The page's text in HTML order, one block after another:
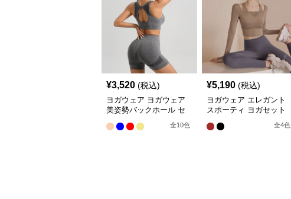
¥3,520 (税込)
ヨガウェア ヨガウェア
美姿勢バックホール セ
全10色
¥5,190 (税込)
ヨガウェア エレガント
スポーティ ヨガセット
全4色